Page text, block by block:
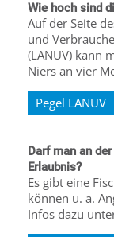
Wie hoch sind
Auf der Seite
und
(LANUV) kann
Niers an vier
Pegel LANUV
Darf man an
Erlaubnis?
Es gibt eine
können u. a.
Infos dazu